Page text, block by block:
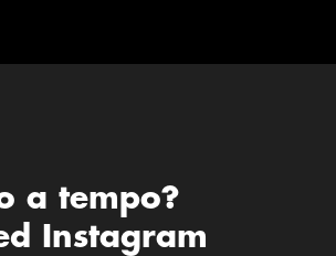
a tempo?
Instagram